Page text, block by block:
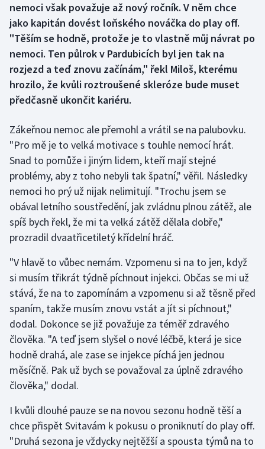
Dostihy
Florbal
Futsal
Golf
Házená
Jezdectví
Judo
Krasobruslení
Lezení
Lyže a snowboard
Moderní pětiboj
Motorsport
Olympijské hry
Parasport
Plavání
nemoci však považuje až nový ročník. V něm chce
jako kapitán dovést loňského nováčka do play off.
"Těším se hodně, protože je to vlastně můj návrat po
nemoci. Ten půlrok v Pardubicích byl jen tak na
rozjezd a teď znovu začínám," řekl Miloš, kterému
hrozilo, že kvůli roztroušené skleróze bude muset
předčasně ukončit kariéru.
Zákeřnou nemoc ale přemohl a vrátil se na palubovku.
"Pro mě je to velká motivace s touhle nemocí hrát.
Snad to pomůže i jiným lidem, kteří mají stejné
problémy, aby z toho nebyli tak špatní," věřil. Následky
nemoci ho prý už nijak nelimitují. "Trochu jsem se
obával letního soustředění, jak zvládnu plnou zátěž, ale
spíš bych řekl, že mi ta velká zátěž dělala dobře,"
prozradil dvaatřicetiletý křídelní hráč.
"V hlavě to vůbec nemám. Vzpomenu si na to jen, když
si musím třikrát týdně píchnout injekci. Občas se mi už
stává, že na to zapomínám a vzpomenu si až těsně před
spaním, takže musím znovu vstát a jít si píchnout,"
dodal. Dokonce se již považuje za téměř zdravého
člověka. "A teď jsem slyšel o nové léčbě, která je sice
hodně drahá, ale zase se injekce píchá jen jednou
měsíčně. Pak už bych se považoval za úplně zdravého
člověka," dodal.
I kvůli dlouhé pauze se na novou sezonu hodně těší a
chce přispět Svitavám k pokusu o proniknutí do play off.
"Druhá sezona je vždycky nejtěžší a spousta týmů na to